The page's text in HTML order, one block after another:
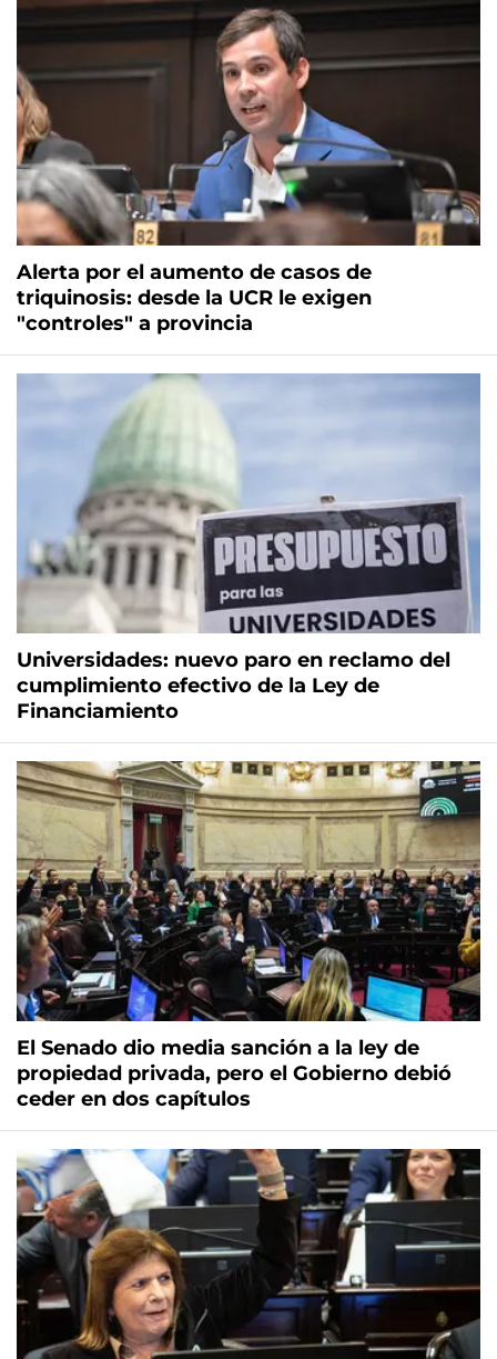
Alerta por el aumento de casos de
triquinosis: desde la UCR le exigen
"controles" a provincia
Universidades: nuevo paro en reclamo del
cumplimiento efectivo de la Ley de
Financiamiento
El Senado dio media sanción a la ley de
propiedad privada, pero el Gobierno debió
ceder en dos capítulos